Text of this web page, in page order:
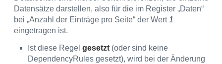
Datensätze darstellen, also für die im Register „Daten“
bei „Anzahl der Einträge pro Seite“ der Wert 1
eingetragen ist.
Ist diese Regel gesetzt (oder sind keine
DependencyRules gesetzt), wird bei der Änderung